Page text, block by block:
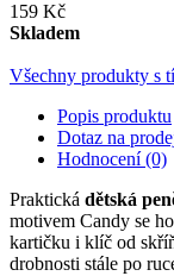
159 Kč
Skladem
Všechny produkty s
Popis produktu
Dotaz na
Hodnocení (0)
Praktická dětská
motivem Candy se
kartičku i klíč od
drobnosti stále po